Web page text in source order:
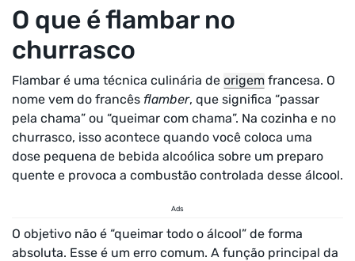
O que é flambar no
churrasco
Flambar é uma técnica culinária de origem francesa. O
nome vem do francês flamber, que significa “passar
pela chama” ou “queimar com chama”. Na cozinha e no
churrasco, isso acontece quando você coloca uma
dose pequena de bebida alcoólica sobre um preparo
quente e provoca a combustão controlada desse álcool.
Ads
O objetivo não é “queimar todo o álcool” de forma
absoluta. Esse é um erro comum. A função principal da